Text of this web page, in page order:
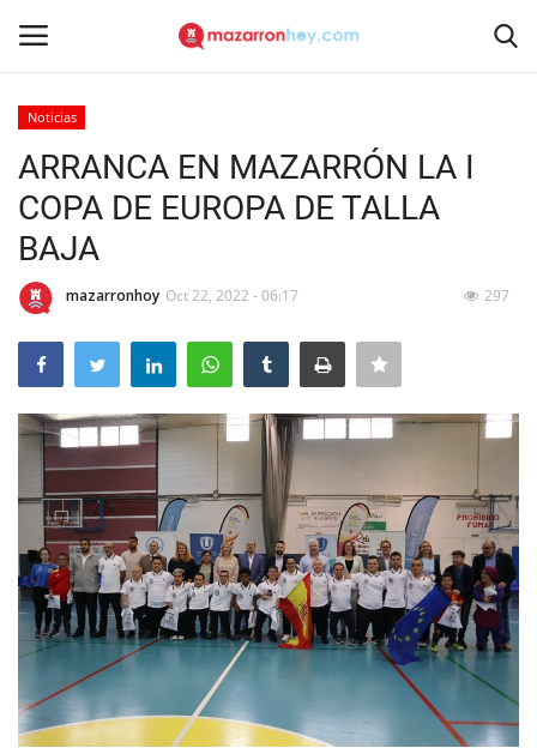
Inicio
Noticias
Entrevistas
Reportajes
Empresas
Mapa de Mazarrón
Vídeos
Noticias
ARRANCA EN MAZARRÓN LA I
COPA DE EUROPA DE TALLA
BAJA
mazarronhoy Oct 22, 2022 - 06:17 297